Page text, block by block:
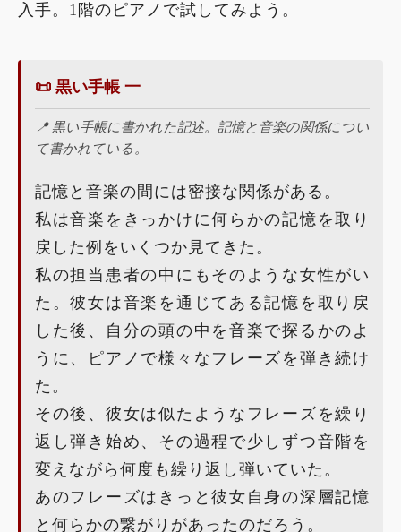
入手。1階のピアノで試してみよう。
📜 黒い手帳 一
📍 黒い手帳に書かれた記述。記憶と音楽の関係につい
て書かれている。
記憶と音楽の間には密接な関係がある。
私は音楽をきっかけに何らかの記憶を取り
戻した例をいくつか見てきた。
私の担当患者の中にもそのような女性がい
た。彼女は音楽を通じてある記憶を取り戻
した後、自分の頭の中を音楽で探るかのよ
うに、ピアノで様々なフレーズを弾き続け
た。
その後、彼女は似たようなフレーズを繰り
返し弾き始め、その過程で少しずつ音階を
変えながら何度も繰り返し弾いていた。
あのフレーズはきっと彼女自身の深層記憶
と何らかの繋がりがあったのだろう。